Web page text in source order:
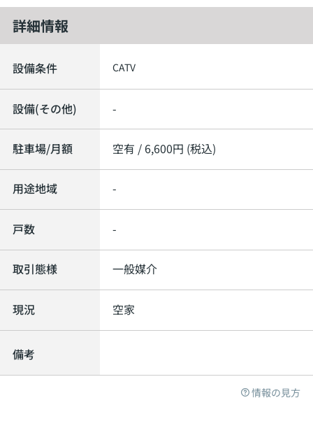
詳細情報
設備条件 CATV
設備(その他) -
駐車場/月額 空有 / 6,600円 (税込)
用途地域 -
戸数 -
取引態様 一般媒介
現況 空家
備考
情報の見方